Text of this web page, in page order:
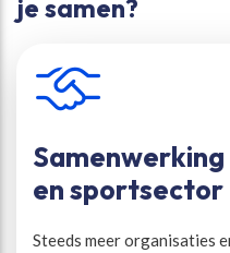
je samen?
en sportsector
Steeds meer organisaties